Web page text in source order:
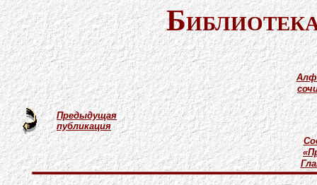
Предыдущая
публикация